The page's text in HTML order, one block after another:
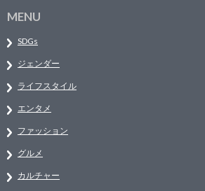
MENU
SDGs
ジェンダー
ライフスタイル
エンタメ
ファッション
グルメ
カルチャー